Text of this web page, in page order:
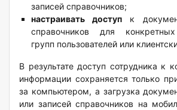
записей справочников;
настраивать доступ к
справочников для конкретных
групп пользователей или
В результате доступ сотрудника к
информации сохраняется только
за компьютером, а загрузка
или записей справочников на